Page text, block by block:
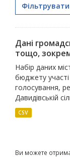
Дані
тощо,
Набір даних
бюджету
голосування,
Давидівській
CSV
Ви можете